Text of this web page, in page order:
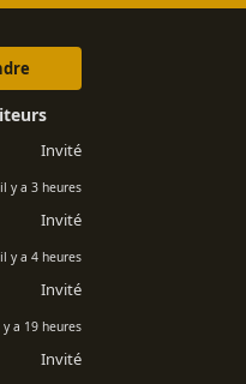
Invité
il y a 3 heures
Invité
il y a 4 heures
Invité
y a 19 heures
Invité